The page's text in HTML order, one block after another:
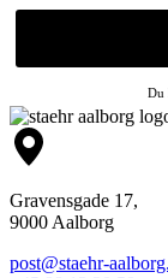
Du
Gravensgade 17,
9000 Aalborg
post@staehr-